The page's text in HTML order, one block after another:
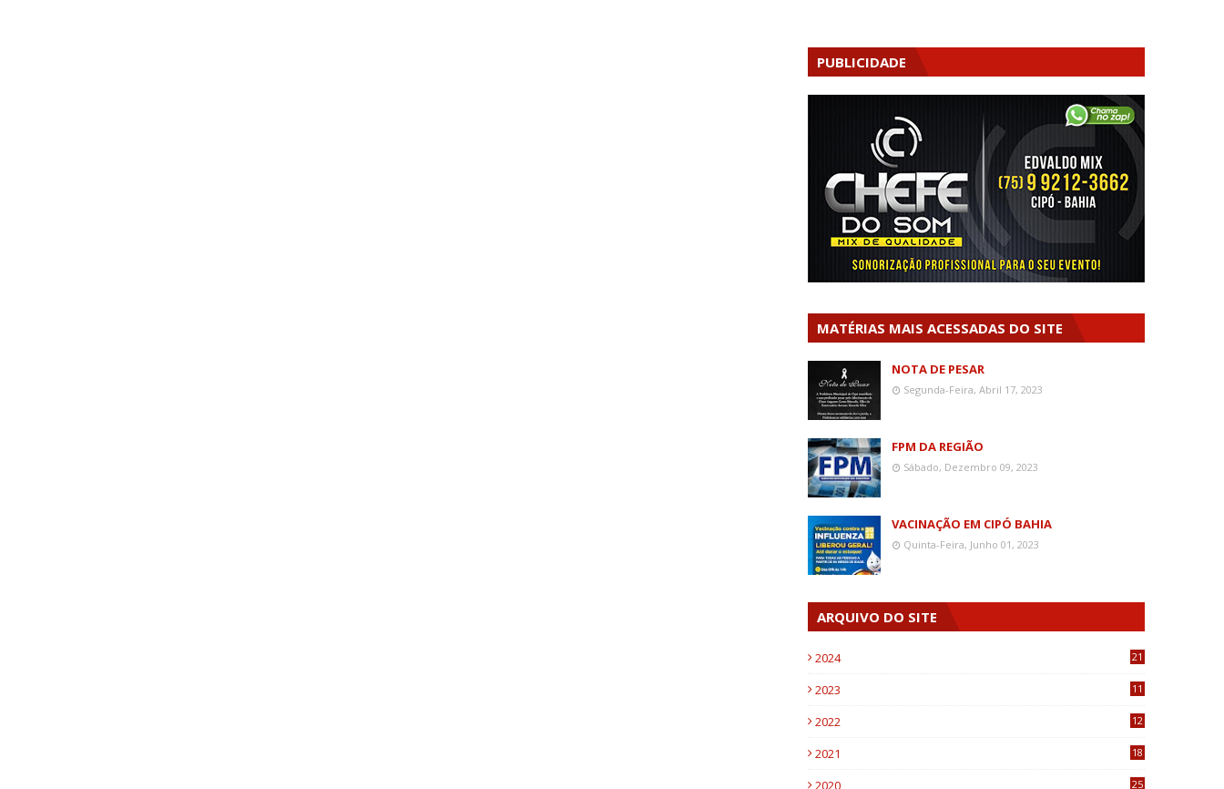
PUBLICIDADE
MATÉRIAS MAIS ACESSADAS DO SITE
NOTA DE PESAR
Segunda-Feira, Abril 17, 2023
FPM DA REGIÃO
Sábado, Dezembro 09, 2023
VACINAÇÃO EM CIPÓ BAHIA
Quinta-Feira, Junho 01, 2023
ARQUIVO DO SITE
2024 21
2023
11
2022
12
2021
18
2020 25